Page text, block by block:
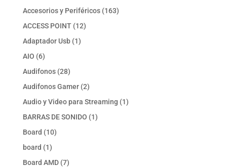
Accesorios y Periféricos 163163
ACCESS POINT 1212
Adaptador Usb 11
AIO 66
productos
Audifonos 2828
productos
Audifonos Gamer 22
productos
Audio y Video para Streaming 11
BARRAS DE SONIDO 11
Board 1010
board 11
producto
Board AMD 77